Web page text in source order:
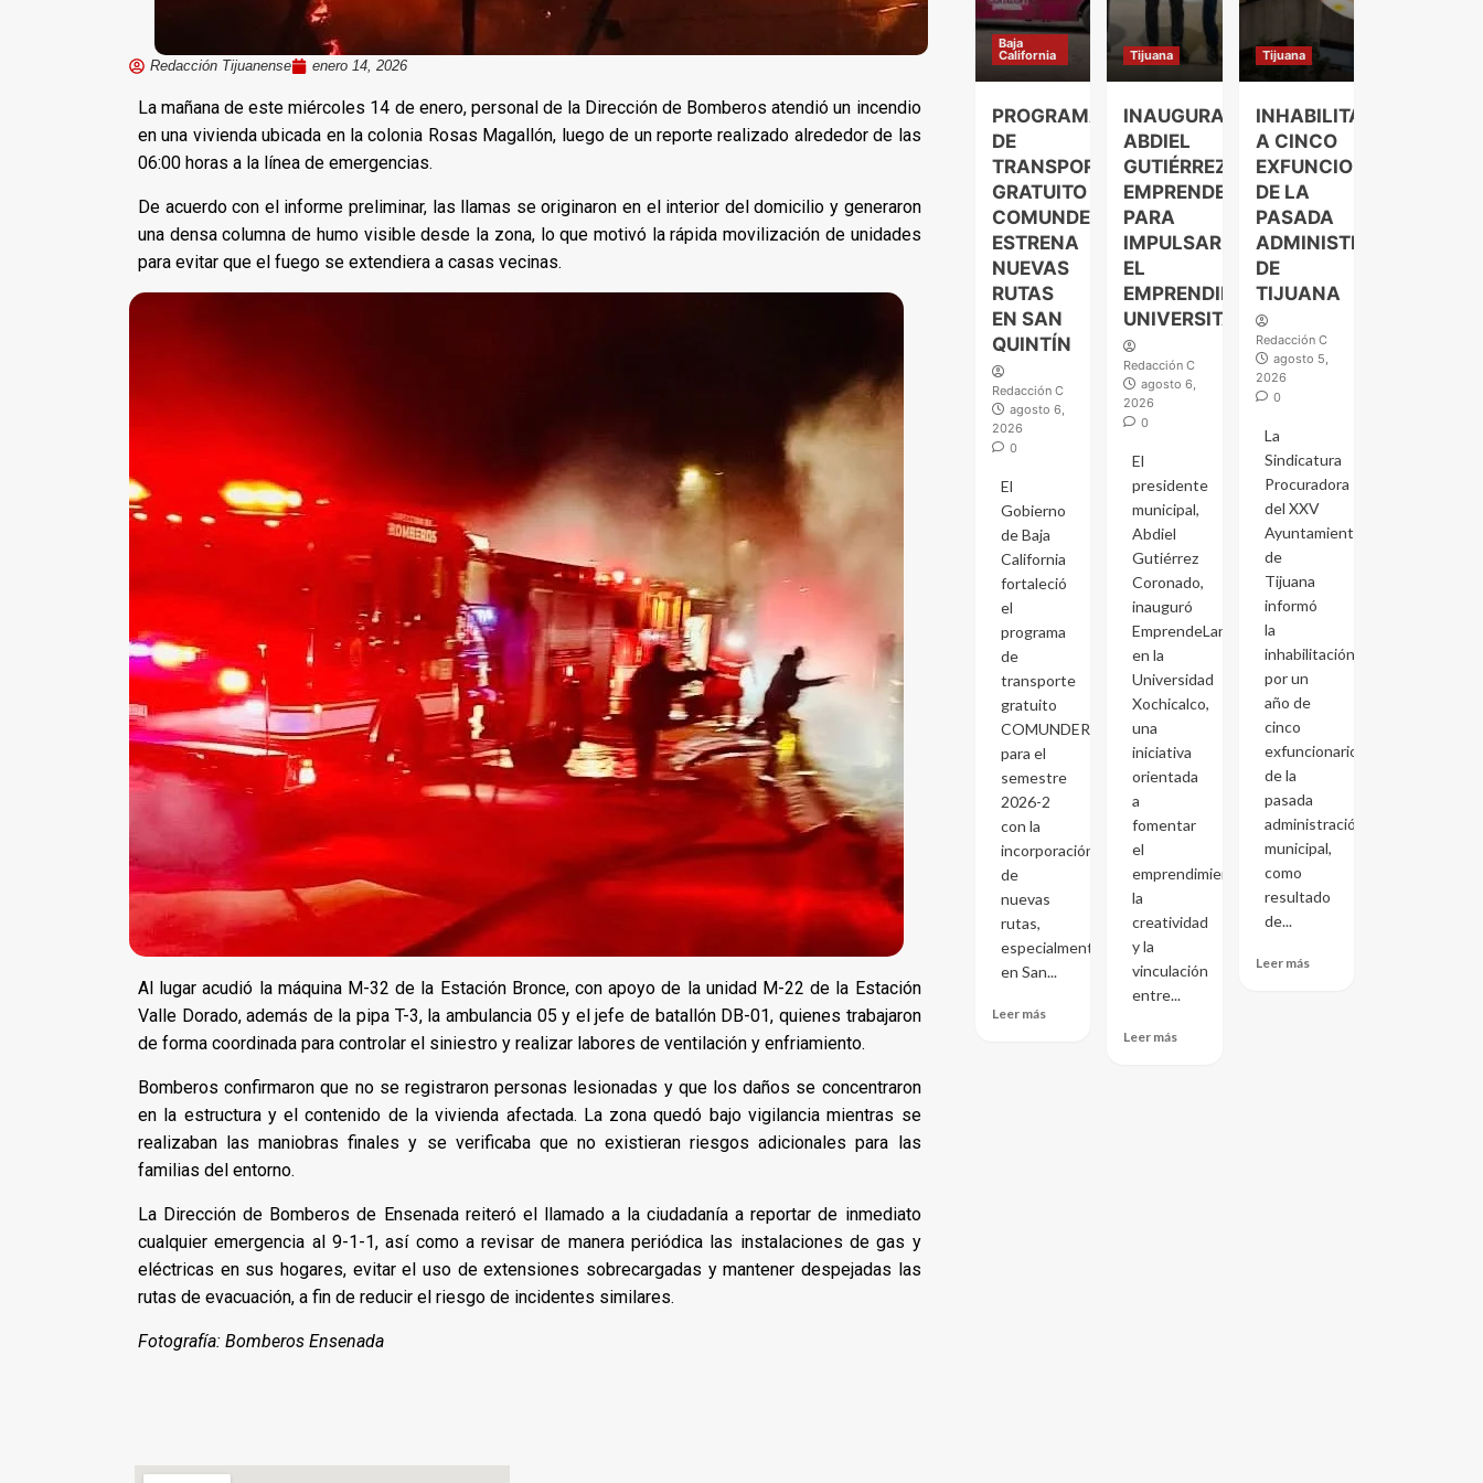
Redacción Tijuanense enero 14, 2026
La mañana de este miércoles 14 de enero, personal de la Dirección de Bomberos atendió un incendio
en una vivienda ubicada en la colonia Rosas Magallón, luego de un reporte realizado alrededor de las
06:00 horas a la línea de emergencias.
De acuerdo con el informe preliminar, las llamas se originaron en el interior del domicilio y generaron
una densa columna de humo visible desde la zona, lo que motivó la rápida movilización de unidades
para evitar que el fuego se extendiera a casas vecinas.
Al lugar acudió la máquina M-32 de la Estación Bronce, con apoyo de la unidad M-22 de la Estación
Valle Dorado, además de la pipa T-3, la ambulancia 05 y el jefe de batallón DB-01, quienes trabajaron
de forma coordinada para controlar el siniestro y realizar labores de ventilación y enfriamiento.
Bomberos confirmaron que no se registraron personas lesionadas y que los daños se concentraron
en la estructura y el contenido de la vivienda afectada. La zona quedó bajo vigilancia mientras se
realizaban las maniobras finales y se verificaba que no existieran riesgos adicionales para las
familias del entorno.
La Dirección de Bomberos de Ensenada reiteró el llamado a la ciudadanía a reportar de inmediato
cualquier emergencia al 9-1-1, así como a revisar de manera periódica las instalaciones de gas y
eléctricas en sus hogares, evitar el uso de extensiones sobrecargadas y mantener despejadas las
rutas de evacuación, a fin de reducir el riesgo de incidentes similares.
Fotografía: Bomberos Ensenada
Baja
California
PROGRAMA
DE
TRANSPORTE
GRATUITO
COMUNDER
ESTRENA
NUEVAS
RUTAS
EN SAN
QUINTÍN
Redacción C
agosto 6,
2026
0
El
Gobierno
de Baja
California
fortaleció
el
programa
de
transporte
gratuito
COMUNDER
para el
semestre
2026-2
con la
incorporación
de
nuevas
rutas,
especialmente
en San...
Leer más
Tijuana
INAUGURA
ABDIEL
GUTIÉRREZ
EMPRENDELAND
PARA
IMPULSAR
EL
EMPRENDIMIENTO
UNIVERSITARIO
Redacción C
agosto 6,
2026
0
El
presidente
municipal,
Abdiel
Gutiérrez
Coronado,
inauguró
EmprendeLand
en la
Universidad
Xochicalco,
una
iniciativa
orientada
a
fomentar
el
emprendimiento,
la
creatividad
y la
vinculación
entre...
Leer más
Tijuana
INHABILITAN
A CINCO
EXFUNCIONARIOS
DE LA
PASADA
ADMINISTRACIÓN
DE
TIJUANA
Redacción C
agosto 5,
2026
0
La
Sindicatura
Procuradora
del XXV
Ayuntamiento
de
Tijuana
informó
la
inhabilitación
por un
año de
cinco
exfuncionarios
de la
pasada
administración
municipal,
como
resultado
de...
Leer más